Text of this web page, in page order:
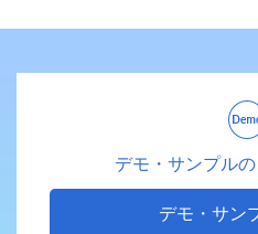
デモ・サンプル
デモ・サン